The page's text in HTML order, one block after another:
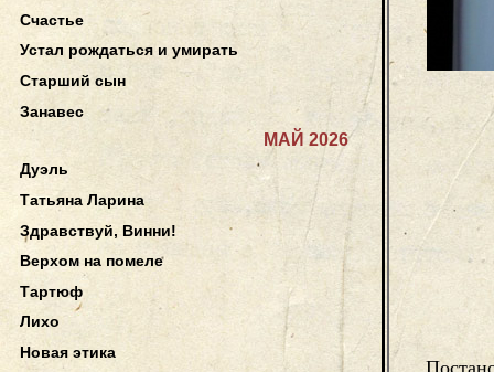
Счастье
Устал рождаться и умирать
Старший сын
Занавес
МАЙ 2026
Дуэль
Татьяна Ларина
Здравствуй, Винни!
Верхом на помеле
Тартюф
Лихо
Новая этика